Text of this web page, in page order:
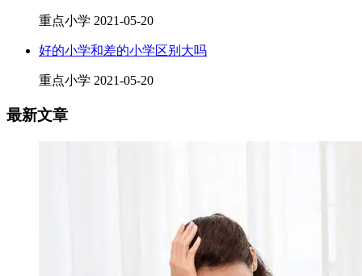
重点小学 2021-05-20
好的小学和差的小学区别大吗
重点小学 2021-05-20
最新文章